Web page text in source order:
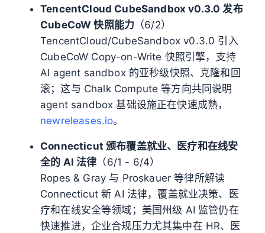
TencentCloud CubeSandbox v0.3.0 发布
CubeCoW 快照能力 （6/2）
TencentCloud/CubeSandbox v0.3.0 引入
CubeCoW Copy-on-Write 快照引擎，支持
AI agent sandbox 的亚秒级快照、克隆和回
滚；这与 Chalk Compute 等方向共同说明
agent sandbox 基础设施正在快速成熟，
newreleases.io。
Connecticut 颁布覆盖就业、医疗和在线安
全的 AI 法律 （6/1 - 6/4）
Ropes & Gray 与 Proskauer 等律所解读
Connecticut 新 AI 法律，覆盖就业决策、医
疗和在线安全等领域；美国州级 AI 监管仍在
快速推进，企业合规压力尤其集中在 HR、医